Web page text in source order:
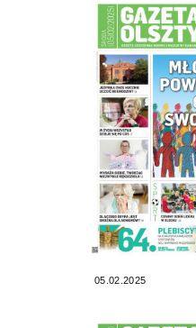
05.02.2025